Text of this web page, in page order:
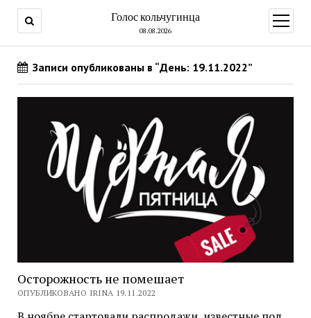
Голос кольчугинца
08.08.2026
меню
Записи опубликованы в “День: 19.11.2022”
Осторожность не помешает
ОПУБЛИКОВАНО IRINA 19.11.2022